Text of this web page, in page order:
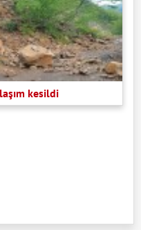
kesildi